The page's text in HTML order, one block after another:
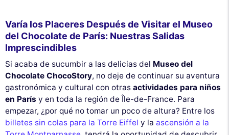
Varía los Placeres Después de Visitar el Museo
del Chocolate de París: Nuestras Salidas
Imprescindibles
Si acaba de sucumbir a las delicias del Museo del
Chocolate ChocoStory, no deje de continuar su aventura
gastronómica y cultural con otras actividades para niños
en París y en toda la región de Île-de-France. Para
empezar, ¿por qué no tomar un poco de altura? Entre los
billetes sin colas para la Torre Eiffel y la ascensión a la